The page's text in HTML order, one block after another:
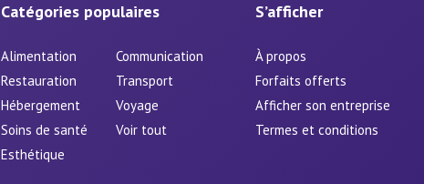
Catégories populaires
Alimentation
Communication
Restauration
Transport
Hébergement
Voyage
Soins de santé
Voir tout
Esthétique
S’afficher
À propos
Forfaits offerts
Afficher son entreprise
Termes et conditions